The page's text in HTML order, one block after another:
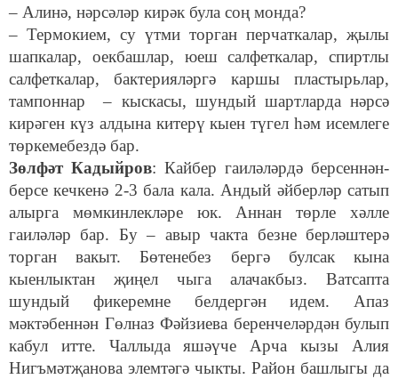
– Алинә, нәрсәләр кирәк була соң монда?
– Термокием, су үтми торган перчаткалар, җылы
шапкалар, оекбашлар, юеш салфеткалар, спиртлы
салфеткалар, бактерияләргә каршы пластырьлар,
тампоннар – кыскасы, шундый шартларда нәрсә
кирәген күз алдына китерү кыен түгел һәм исемлеге
төркемебездә бар.
Зөлфәт Кадыйров: Кайбер гаиләләрдә берсеннән-
берсе кечкенә 2-3 бала кала. Андый әйберләр сатып
алырга мөмкинлекләре юк. Аннан төрле хәлле
гаиләләр бар. Бу – авыр чакта безне берләштерә
торган вакыт. Бөтенебез бергә булсак кына
кыенлыктан җиңел чыга алачакбыз. Ватсапта
шундый фикеремне белдергән идем. Апаз
мәктәбеннән Гөлназ Фәйзиева беренчеләрдән булып
кабул итте. Чаллыда яшәүче Арча кызы Алия
Нигъмәтҗанова элемтәгә чыкты. Район башлыгы да